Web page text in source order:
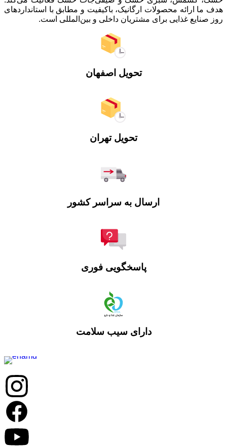
هدف ما ارائه محصولات ارگانیک، باکیفیت و مطابق با استانداردهای
روز صنایع غذایی برای مشتریان داخلی و بین‌المللی است.
تحویل اصفهان
تحویل تهران
ارسال به سراسر کشور
پاسخگویی فوری
دارای سیب سلامت